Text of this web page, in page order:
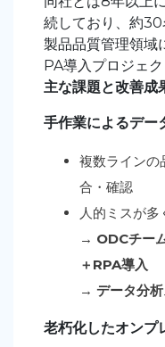
続しており、約30
製品品質管理領域
PA導入プロジェク
主な課題と改善成
手作業によるデー
複数ラインの
合・確認
人的ミスが
→ ODCチー
＋RPA導入
→ データ分
老朽化したオンプ